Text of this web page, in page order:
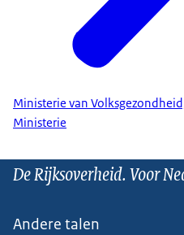
Ministerie van
Ministerie
De Rijksoverheid. Voor
Andere talen